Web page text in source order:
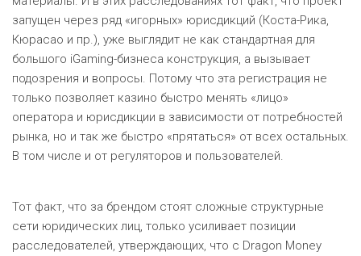
запущен через ряд «игорных» юрисдикций (Коста-Рика,
Кюрасао и пр.), уже выглядит не как стандартная для
большого iGaming-бизнеса конструкция, а вызывает
подозрения и вопросы. Потому что эта регистрация не
только позволяет казино быстро менять «лицо»
оператора и юрисдикции в зависимости от потребностей
рынка, но и так же быстро «прятаться» от всех остальных.
В том числе и от регуляторов и пользователей.
Тот факт, что за брендом стоят сложные структурные
сети юридических лиц, только усиливает позиции
расследователей, утверждающих, что с Dragon Money